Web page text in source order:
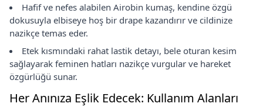
Hafif ve nefes alabilen Airobin kumaş, kendine özgü
dokusuyla elbiseye hoş bir drape kazandırır ve cildinize
nazikçe temas eder.
Etek kısmındaki rahat lastik detayı, bele oturan kesim
sağlayarak feminen hatları nazikçe vurgular ve hareket
özgürlüğü sunar.
Her Anınıza Eşlik Edecek: Kullanım Alanları